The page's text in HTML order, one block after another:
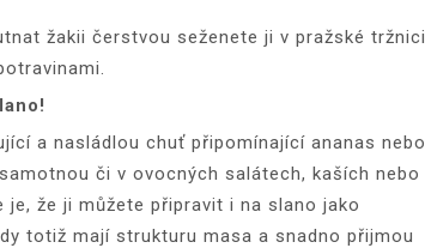
žakii čerstvou seženete ji v pražské tržnici
a nasládlou chuť připomínající ananas nebo
či v ovocných salátech, kaších nebo
je, že ji můžete připravit i na slano jako
totiž mají strukturu masa a snadno přijmou